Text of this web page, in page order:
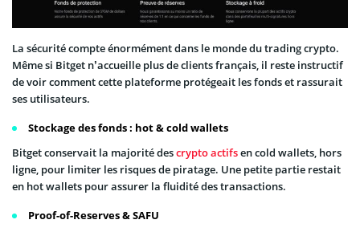
La sécurité compte énormément dans le monde du trading crypto.
Même si Bitget n’accueille plus de clients français, il reste instructif
de voir comment cette plateforme protégeait les fonds et rassurait
ses utilisateurs.
Stockage des fonds : hot & cold wallets
Bitget conservait la majorité descrypto actifsen cold wallets, hors
ligne, pour limiter les risques de piratage. Une petite partie restait
en hot wallets pour assurer la fluidité des transactions.
Proof-of-Reserves & SAFU